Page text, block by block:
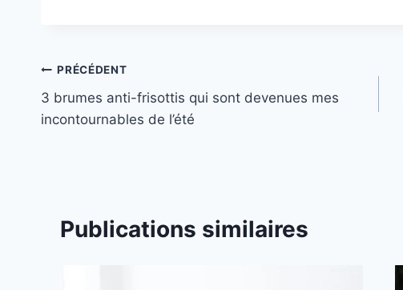
Navigation
de
PRÉCÉDENT
3 brumes anti-frisottis qui sont devenues mes
incontournables de l’été
Publications similaires